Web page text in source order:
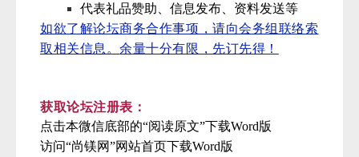
代表礼品赞助、信息发布、资料发送等
如欲了解论坛商务合作事项，请向会务组联络索
取相关信息。余量十分有限，先订先得！
获取论坛注册表：
点击本微信底部的“阅读原文”下载Word版
访问“尚镁网”网站首页下载Word版